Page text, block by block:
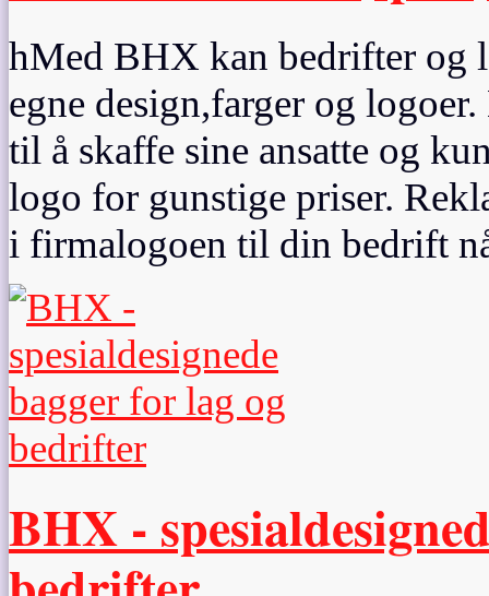
hMed BHX kan bedrifter og
egne design,farger og
til å skaffe sine ansatte og
logo for gunstige priser.
i firmalogoen til din bedrift
BHX -